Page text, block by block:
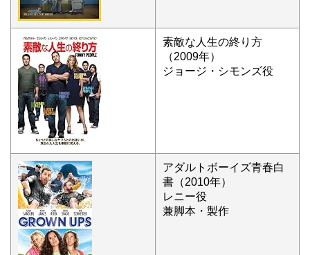
素敵な人生の終り方
（2009年）
ジョージ・シモンズ役
アダルトボーイズ青春白
書（2010年）
レニー役
兼脚本・製作